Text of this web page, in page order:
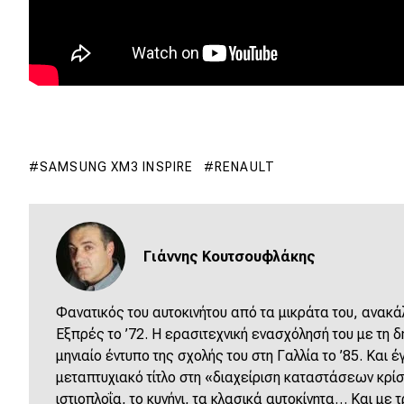
SAMSUNG XM3 INSPIRE RENAULT
Γιάννης Κουτσουφλάκης
Φανατικός του αυτοκινήτου από τα μικράτα του,
Εξπρές το ’72. Η ερασιτεχνική ενασχόλησή του με τη
μηνιαίο έντυπο της σχολής του στη Γαλλία το ’85. Και
μεταπτυχιακό τίτλο στη «διαχείριση καταστάσεων
ιστιοπλοΐα, το κυνήγι, τα κλασικά αυτοκίνητα… Kαι